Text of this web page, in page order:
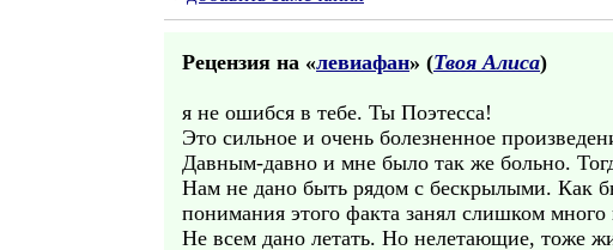
Рецензия на «левиафан» (Твоя Алиса)
я не ошибся в тебе. Ты Поэтесса!
Это сильное и очень болезненное
Давным-давно и мне было так же больно.
Нам не дано быть рядом с бескрылыми. Как
понимания этого факта занял слишком
Не всем дано летать. Но нелетающие, тоже